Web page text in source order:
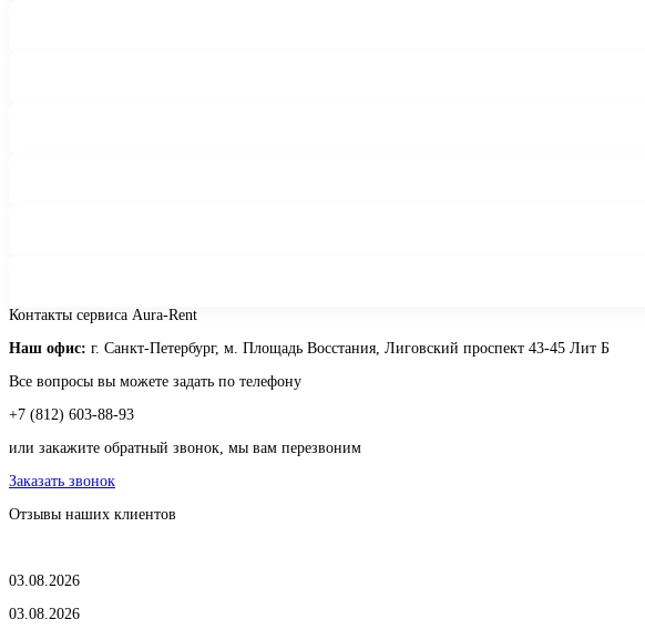
Контакты сервиса Aura-Rent
Наш офис: г. Санкт-Петербург, м. Площадь Восстания, Лиговский проспект 43-45 Лит Б
Все вопросы вы можете задать по телефону
+7 (812) 603-88-93
или закажите обратный звонок, мы вам перезвоним
Заказать звонок
Отзывы наших клиентов
03.08.2026
03.08.2026